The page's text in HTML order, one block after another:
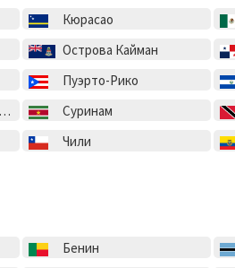
Кюрасао
Острова Кайман
Пуэрто-Рико
Суринам
Чили
Бенин